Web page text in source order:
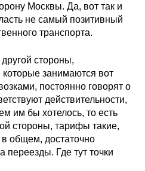
Москвы. Да, вот так и
не самый позитивный
транспорта.
стороны,
занимаются вот
постоянно говорят о
действительности,
им бы хотелось, то есть
стороны, тарифы такие,
общем, достаточно
переезды. Где тут точки